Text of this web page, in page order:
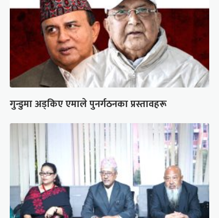
गुन्डुमा अड्किए एमाले पुनर्गठनका प्रस्तावहरू